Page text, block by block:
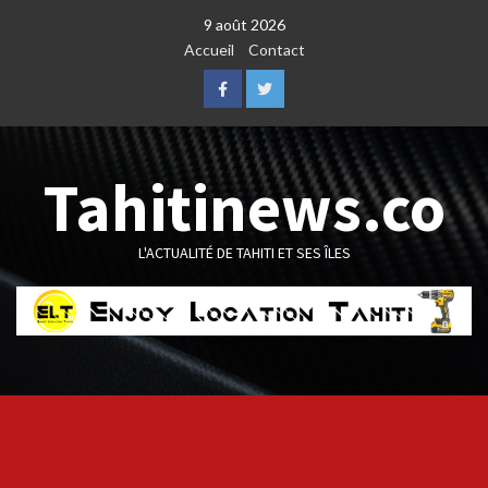
9 août 2026
Accueil
Contact
FacebookTwitter
Tahitinews.co
L'ACTUALITÉ DE TAHITI ET SES ÎLES